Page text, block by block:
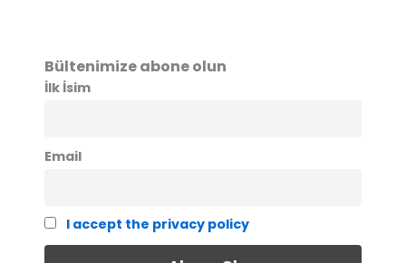
Bültenimize abone olun
İlk İsim
Email
I accept the privacy policy